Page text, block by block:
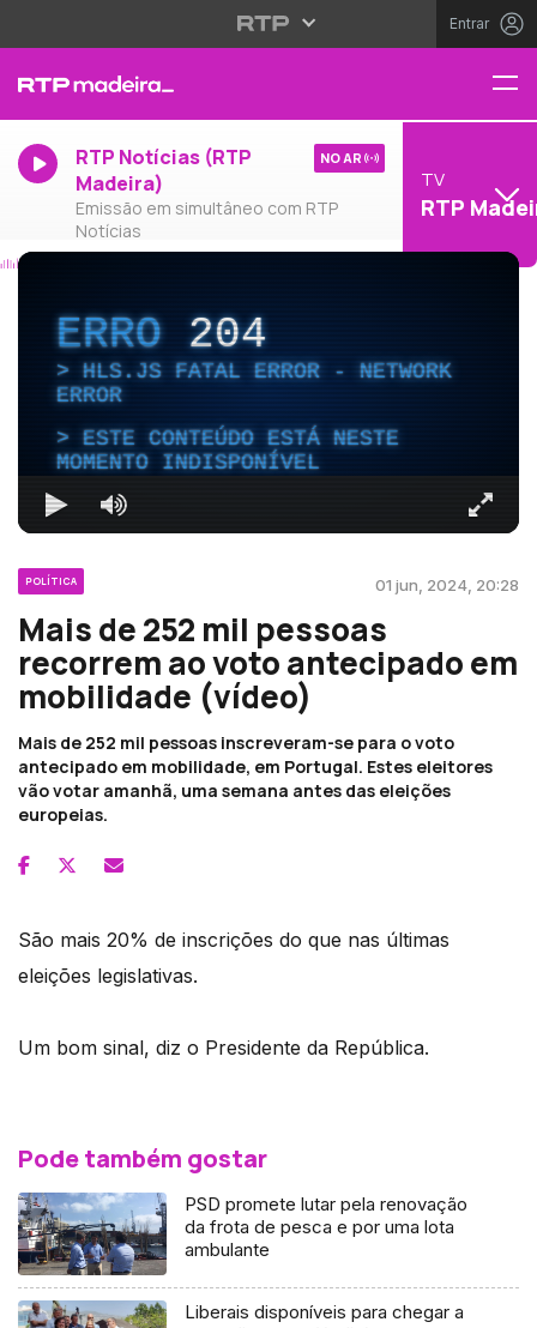
Entrar
RTP Notícias (RTP
Madeira)
Emissão em simultâneo com RTP
Notícias
NO AR
TV
RTP
ERRO204
HLS.JS FATAL ERROR - NETWORK
ERROR
ESTE CONTEÚDO ESTÁ NESTE
MOMENTO INDISPONÍVEL
POLÍTICA 01 jun, 2024, 20:28
Mais de 252 mil pessoas
recorrem ao voto antecipado em
mobilidade (vídeo)
Mais de 252 mil pessoas inscreveram-se para o voto
antecipado em mobilidade, em Portugal. Estes eleitores
vão votar amanhã, uma semana antes das eleições
europeias.
São mais 20% de inscrições do que nas últimas
eleições legislativas.
Um bom sinal, diz o Presidente da República.
Pode também gostar
PSD promete lutar pela renovação
da frota de pesca e por uma lota
ambulante
Liberais disponíveis para chegar a